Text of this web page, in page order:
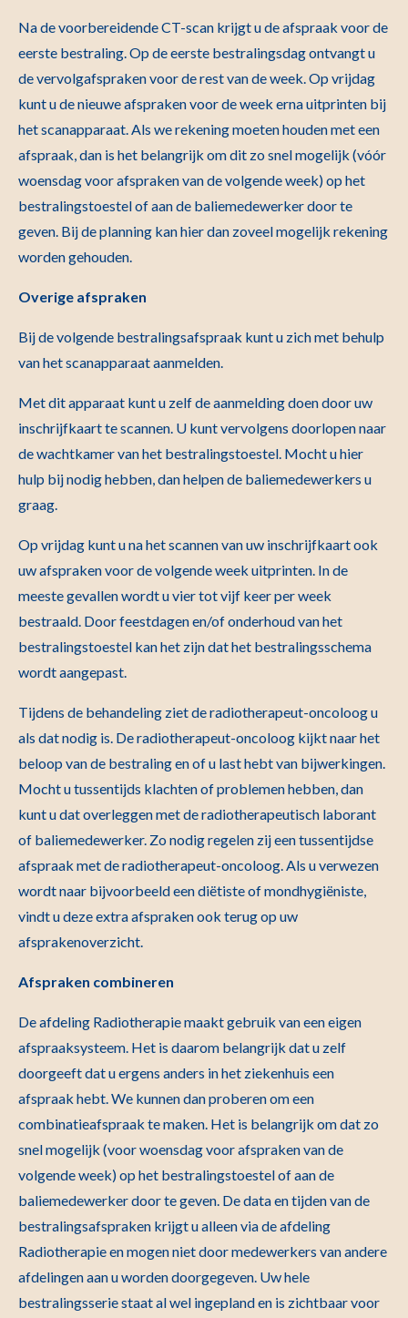
Na de voorbereidende CT-scan krijgt u de afspraak voor de
eerste bestraling. Op de eerste bestralingsdag ontvangt u
de vervolgafspraken voor de rest van de week. Op vrijdag
kunt u de nieuwe afspraken voor de week erna uitprinten bij
het scanapparaat. Als we rekening moeten houden met een
afspraak, dan is het belangrijk om dit zo snel mogelijk (vóór
woensdag voor afspraken van de volgende week) op het
bestralingstoestel of aan de baliemedewerker door te
geven. Bij de planning kan hier dan zoveel mogelijk rekening
worden gehouden.
Overige afspraken
Bij de volgende bestralingsafspraak kunt u zich met behulp
van het scanapparaat aanmelden.
Met dit apparaat kunt u zelf de aanmelding doen door uw
inschrijfkaart te scannen. U kunt vervolgens doorlopen naar
de wachtkamer van het bestralingstoestel. Mocht u hier
hulp bij nodig hebben, dan helpen de baliemedewerkers u
graag.
Op vrijdag kunt u na het scannen van uw inschrijfkaart ook
uw afspraken voor de volgende week uitprinten. In de
meeste gevallen wordt u vier tot vijf keer per week
bestraald. Door feestdagen en/of onderhoud van het
bestralingstoestel kan het zijn dat het bestralingsschema
wordt aangepast.
Tijdens de behandeling ziet de radiotherapeut-oncoloog u
als dat nodig is. De radiotherapeut-oncoloog kijkt naar het
beloop van de bestraling en of u last hebt van bijwerkingen.
Mocht u tussentijds klachten of problemen hebben, dan
kunt u dat overleggen met de radiotherapeutisch laborant
of baliemedewerker. Zo nodig regelen zij een tussentijdse
afspraak met de radiotherapeut-oncoloog. Als u verwezen
wordt naar bijvoorbeeld een diëtiste of mondhygiëniste,
vindt u deze extra afspraken ook terug op uw
afsprakenoverzicht.
Afspraken combineren
De afdeling Radiotherapie maakt gebruik van een eigen
afspraaksysteem. Het is daarom belangrijk dat u zelf
doorgeeft dat u ergens anders in het ziekenhuis een
afspraak hebt. We kunnen dan proberen om een
combinatieafspraak te maken. Het is belangrijk om dat zo
snel mogelijk (voor woensdag voor afspraken van de
volgende week) op het bestralingstoestel of aan de
baliemedewerker door te geven. De data en tijden van de
bestralingsafspraken krijgt u alleen via de afdeling
Radiotherapie en mogen niet door medewerkers van andere
afdelingen aan u worden doorgegeven. Uw hele
bestralingsserie staat al wel ingepland en is zichtbaar voor